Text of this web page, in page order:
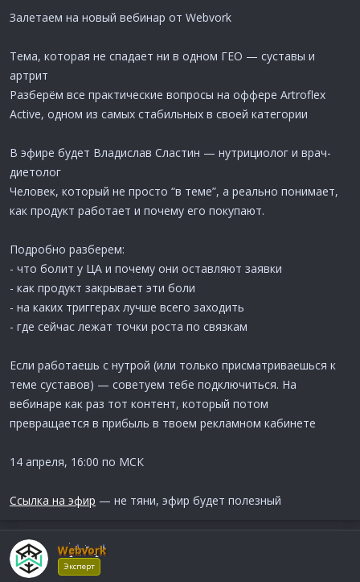
Залетаем на новый вебинар от Webvork
Тема, которая не спадает ни в одном ГЕО — суставы и
артрит
Разберём все практические вопросы на оффере Artroflex
Active, одном из самых стабильных в своей категории
В эфире будет Владислав Сластин — нутрициолог и врач-
диетолог
Человек, который не просто “в теме”, а реально понимает,
как продукт работает и почему его покупают.
Подробно разберем:
- что болит у ЦА и почему они оставляют заявки
- как продукт закрывает эти боли
- на каких триггерах лучше всего заходить
- где сейчас лежат точки роста по связкам
Если работаешь с нутрой (или только присматриваешься к
теме суставов) — советуем тебе подключиться. На
вебинаре как раз тот контент, который потом
превращается в прибыль в твоем рекламном кабинете
14 апреля, 16:00 по МСК
Ссылка на эфир — не тяни, эфир будет полезный
Webvork
Эксперт